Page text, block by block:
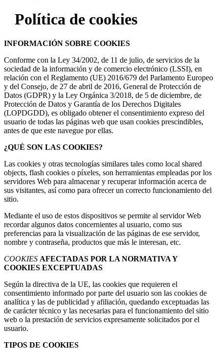
Política de cookies
INFORMACIÓN SOBRE COOKIES
Conforme con la Ley 34/2002, de 11 de julio, de servicios de la
sociedad de la información y de comercio electrónico (LSSI), en
relación con el Reglamento (UE) 2016/679 del Parlamento Europeo
y del Consejo, de 27 de abril de 2016, General de Protección de
Datos (GDPR) y la Ley Orgánica 3/2018, de 5 de diciembre, de
Protección de Datos y Garantía de los Derechos Digitales
(LOPDGDD), es obligado obtener el consentimiento expreso del
usuario de todas las páginas web que usan cookies prescindibles,
antes de que este navegue por ellas.
¿QUÉ SON LAS COOKIES?
Las cookies y otras tecnologías similares tales como local shared
objects, flash cookies o píxeles, son herramientas empleadas por los
servidores Web para almacenar y recuperar información acerca de
sus visitantes, así como para ofrecer un correcto funcionamiento del
sitio.
Mediante el uso de estos dispositivos se permite al servidor Web
recordar algunos datos concernientes al usuario, como sus
preferencias para la visualización de las páginas de ese servidor,
nombre y contraseña, productos que más le interesan, etc.
COOKIES AFECTADAS POR LA NORMATIVA Y
COOKIES EXCEPTUADAS
Según la directiva de la UE, las cookies que requieren el
consentimiento informado por parte del usuario son las cookies de
analítica y las de publicidad y afiliación, quedando exceptuadas las
de carácter técnico y las necesarias para el funcionamiento del sitio
web o la prestación de servicios expresamente solicitados por el
usuario.
TIPOS DE COOKIES